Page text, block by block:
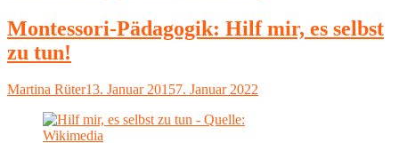
Alltagsgegenständen
basteln"
Montessori-Pädagogik: Hilf mir, es selbst
zu tun!
Autor
Martina RüterVeröffentlicht
13. Januar 20157. Januar 2022